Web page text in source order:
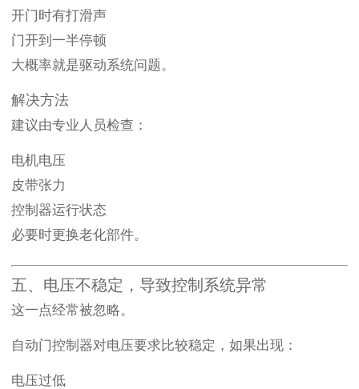
开门时有打滑声
门开到一半停顿
大概率就是驱动系统问题。
解决方法
建议由专业人员检查：
电机电压
皮带张力
控制器运行状态
必要时更换老化部件。
五、电压不稳定，导致控制系统异常
这一点经常被忽略。
自动门控制器对电压要求比较稳定，如果出现：
电压过低